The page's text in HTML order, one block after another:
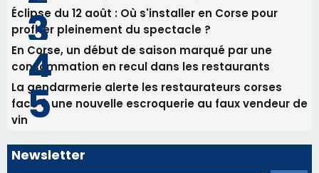
Les plus lus
Satine Nomary est la nouvelle Miss Corse 2026
Éclipse du 12 août : la Corse aux premières loges
d'un spectacle qui ne reviendra pas avant 2081
Éclipse du 12 août : Où s'installer en Corse pour
profiter pleinement du spectacle ?